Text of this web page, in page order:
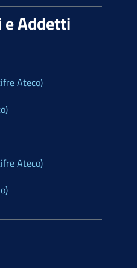
e Addetti
Ateco)
Ateco)